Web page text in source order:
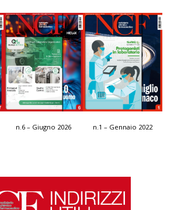
n.6 – Giugno 2026 n.1 – Gennaio 2022